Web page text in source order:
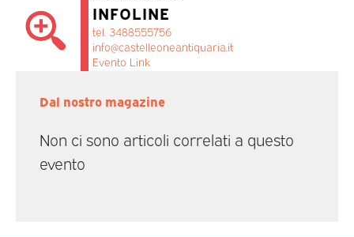
INFOLINE
tel. 3488555756
info@castelleoneantiquaria.it
Evento Link
Dal nostro magazine
Non ci sono articoli correlati a questo
evento